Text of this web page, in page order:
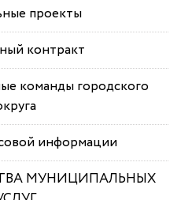
проекты
контракт
команды городского
информации
МУНИЦИПАЛЬНЫХ